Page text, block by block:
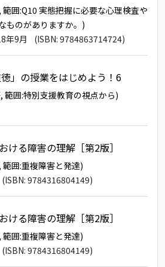
範囲:Q10 実態把握に必要な心理検査や
ものがありますか。)
年9月 (ISBN: 9784863714724)
徳」の授業をはじめよう！6
範囲:特別支援教育の視点から)
ける障害の理解［第2版］
範囲:重複障害と発達)
(ISBN: 9784316804149)
ける障害の理解［第2版］
範囲:重複障害と発達)
(ISBN: 9784316804149)